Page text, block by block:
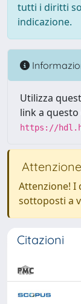
tutti i diritti
indicazione.
Utilizza
link a
https://
Attenzione
Attenzione! I
sottoposti a
Citazioni